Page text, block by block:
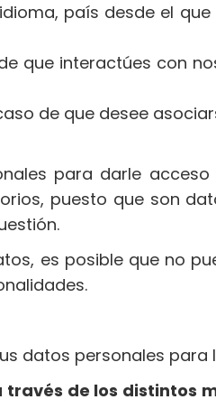
país desde el
que interactúes con
de que desee
para darle
puesto que son
es posible que no
datos personales para
de los distintos